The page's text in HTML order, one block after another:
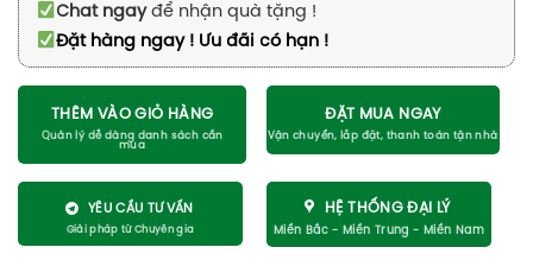
Chat ngayđể nhận quà tặng !
Đặt hàng ngay ! Ưu đãi có hạn !
THÊM VÀO GIỎ HÀNG ĐẶT MUA NGAY
YÊU CẦU TƯ VẤN HỆ THỐNG ĐẠI LÝ